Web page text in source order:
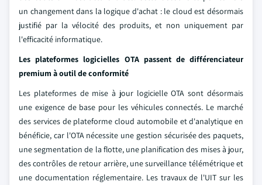
un changement dans la logique d'achat : le cloud est désormais
justifié par la vélocité des produits, et non uniquement par
l'efficacité informatique.
Les plateformes logicielles OTA passent de différenciateur
premium à outil de conformité
Les plateformes de mise à jour logicielle OTA sont désormais
une exigence de base pour les véhicules connectés. Le marché
des services de plateforme cloud automobile et d'analytique en
bénéficie, car l'OTA nécessite une gestion sécurisée des paquets,
une segmentation de la flotte, une planification des mises à jour,
des contrôles de retour arrière, une surveillance télémétrique et
une documentation réglementaire. Les travaux de l'UIT sur les